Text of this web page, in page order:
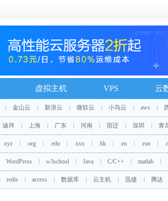
虚拟主机 VPS 云
金山云 新浪云 微软云 小鸟云 aws
迪拜 上海 广东 河南 宿迁 深圳 青
.xyz .org .edu .xxx .hk .eu .run
WordPress w3school Java C/C++ matlab
redis access 数据库 云主机 迅捷 腾达